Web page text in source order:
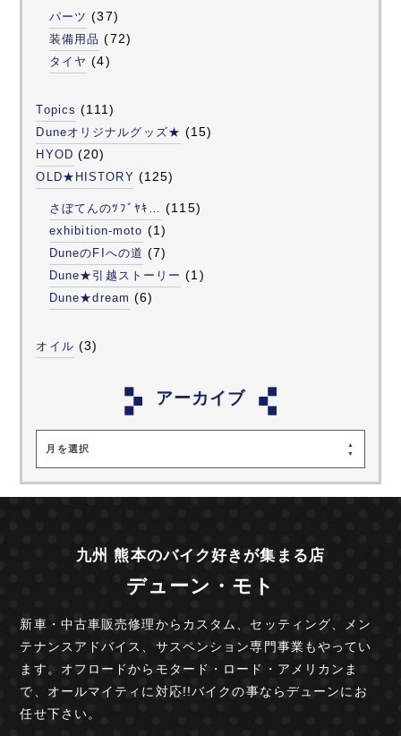
パーツ (37)
装備用品 (72)
タイヤ (4)
Topics (111)
Duneオリジナルグッズ★ (15)
HYOD (20)
OLD★HISTORY (125)
さぼてんのﾂﾌﾞﾔｷ… (115)
exhibition-moto (1)
DuneのFIへの道 (7)
Dune★引越ストーリー (1)
Dune★dream (6)
オイル (3)
アーカイブ
月を選択
九州 熊本のバイク好きが集まる店
デューン・モト
新車・中古車販売修理からカスタム、セッティング、
メン
テナンスアドバイス、サスペンション専門事業もやってい
ます。オフロードからモタード・ロード・ アメリカンま
で、オールマイティに対応!!バイクの事ならデューンにお
任せ下さい。